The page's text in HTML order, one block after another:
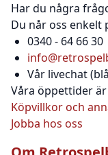
Har du några
Du når oss enkelt
0340 - 64 66 30
Vår livechat
Våra öppettider
Köpvillkor och
Jobba hos oss